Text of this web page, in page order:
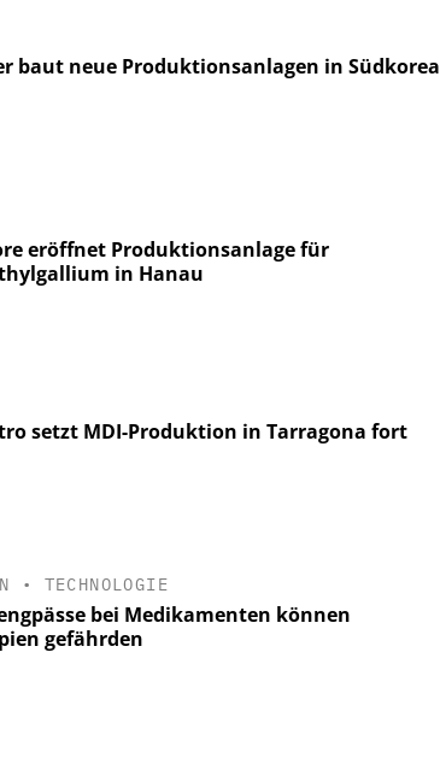
baut neue Produktionsanlagen in Südkorea
eröffnet Produktionsanlage für
in Hanau
setzt MDI-Produktion in Tarragona fort
• TECHNOLOGIE
bei Medikamenten können
gefährden